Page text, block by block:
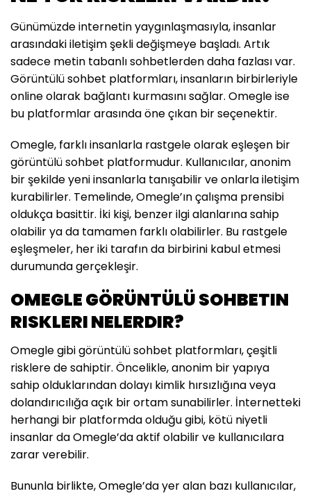
Günümüzde internetin yaygınlaşmasıyla, insanlar
arasındaki iletişim şekli değişmeye başladı. Artık
sadece metin tabanlı sohbetlerden daha fazlası var.
Görüntülü sohbet platformları, insanların birbirleriyle
online olarak bağlantı kurmasını sağlar. Omegle ise
bu platformlar arasında öne çıkan bir seçenektir.
Omegle, farklı insanlarla rastgele olarak eşleşen bir
görüntülü sohbet platformudur. Kullanıcılar, anonim
bir şekilde yeni insanlarla tanışabilir ve onlarla iletişim
kurabilirler. Temelinde, Omegle’ın çalışma prensibi
oldukça basittir. İki kişi, benzer ilgi alanlarına sahip
olabilir ya da tamamen farklı olabilirler. Bu rastgele
eşleşmeler, her iki tarafın da birbirini kabul etmesi
durumunda gerçekleşir.
OMEGLE GÖRÜNTÜLÜ SOHBETIN
RISKLERI NELERDIR?
Omegle gibi görüntülü sohbet platformları, çeşitli
risklere de sahiptir. Öncelikle, anonim bir yapıya
sahip olduklarından dolayı kimlik hırsızlığına veya
dolandırıcılığa açık bir ortam sunabilirler. İnternetteki
herhangi bir platformda olduğu gibi, kötü niyetli
insanlar da Omegle’da aktif olabilir ve kullanıcılara
zarar verebilir.
Bununla birlikte, Omegle’da yer alan bazı kullanıcılar,